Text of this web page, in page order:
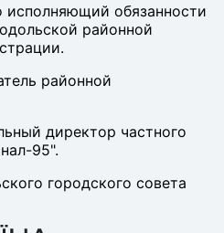
обязанности
районной
районной
директор частного
95".
городского совета